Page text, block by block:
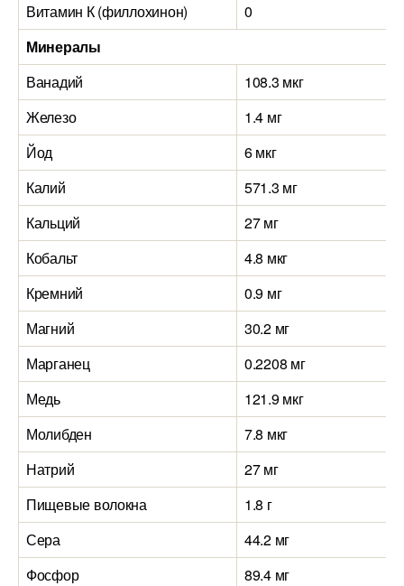
Витамин К (филлохинон)
0
Минералы
Ванадий
108.3 мкг
Железо
1.4 мг
Йод
6 мкг
Калий
571.3 мг
Кальций
27 мг
Кобальт
4.8 мкг
Кремний
0.9 мг
Магний
30.2 мг
Марганец
0.2208 мг
Медь
121.9 мкг
Молибден
7.8 мкг
Натрий
27 мг
Пищевые волокна
1.8 г
Сера
44.2 мг
Фосфор
89.4 мг